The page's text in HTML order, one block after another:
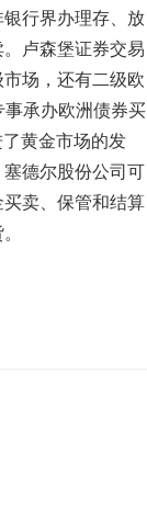
行界办理存、放
卢森堡证券交易
场，还有二级欧
承办欧洲债券买
黄金市场的发
德尔股份公司可
卖、保管和结算